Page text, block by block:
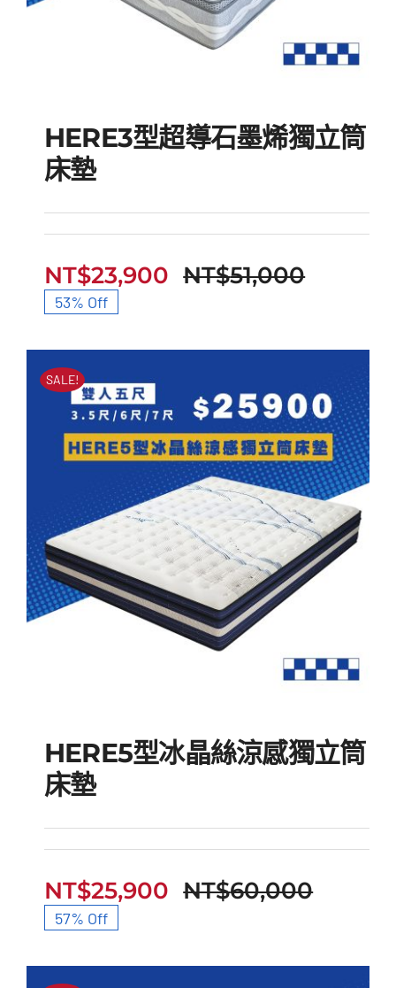
HERE3型超導石墨烯獨
立筒床墊
HERE3型超導石墨烯獨立筒
床墊
NT$51,000
價
格：
NT$23,900
價
格：
53% Off
SALE!
HERE5型冰晶絲涼感獨
立筒床墊
HERE5型冰晶絲涼感獨立筒
床墊
NT$60,000
價
NT$25,900
價
57% Off